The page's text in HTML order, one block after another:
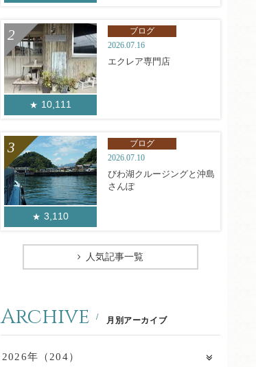
10,111
ブログ
2026.07.16
エクレア専門店
3,110
ブログ
2026.07.10
びわ湖クルージングと沖島
さんぽ
人気記事一覧
Archive 月別アーカイブ
2026年（204）